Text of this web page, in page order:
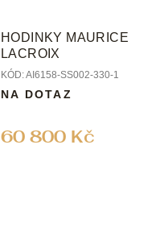
HODINKY MAURICE
LACROIX
KÓD:AI6158-SS002-330-1
60 800 Kč
NA DOTAZ